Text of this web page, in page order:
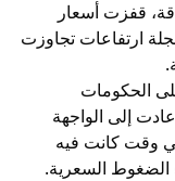
قفزت أسعار
مسجلة ارتفاعات تجاوزت
الحكومات
إلى الواجهة
وقت كانت فيه
الضغوط السعرية.